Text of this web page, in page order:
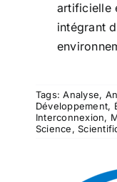
artificielle
intégrant
Tags:Analyse,
Développement,
Interconnexion,
Science,